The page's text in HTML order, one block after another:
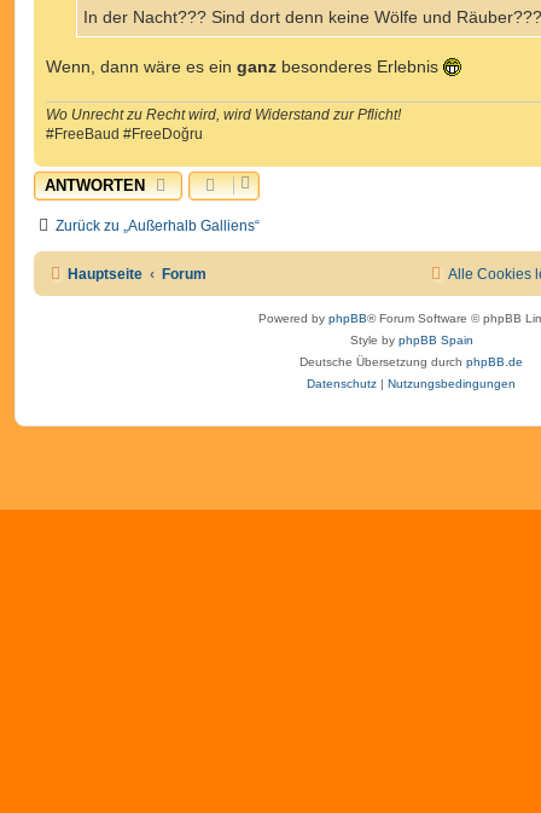
In der Nacht??? Sind dort denn keine Wölfe und Räuber???
Wenn, dann wäre es ein ganz besonderes Erlebnis
Wo Unrecht zu Recht wird, wird Widerstand zur Pflicht!
#FreeBaud #FreeDoğru
ANTWORTEN
Zurück zu „Außerhalb Galliens“
Hauptseite Forum Alle Cookies
Powered by phpBB® Forum Software © phpBB
Style by phpBB Spain
Deutsche Übersetzung durch phpBB.de
Datenschutz | Nutzungsbedingungen